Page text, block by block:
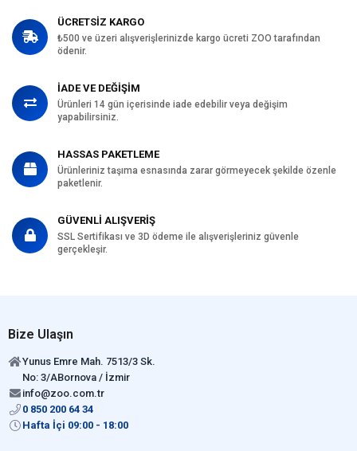
ÜCRETSİZ KARGO
₺500 ve üzeri alışverişlerinizde kargo ücreti ZOO tarafından
ödenir.
İADE VE DEĞİŞİM
Ürünleri 14 gün içerisinde iade edebilir veya değişim
yapabilirsiniz.
HASSAS PAKETLEME
Ürünleriniz taşıma esnasında zarar görmeyecek şekilde özenle
paketlenir.
GÜVENLİ ALIŞVERİŞ
SSL Sertifikası ve 3D ödeme ile alışverişleriniz güvenle
gerçekleşir.
Bize Ulaşın
Yunus Emre Mah. 7513/3 Sk.
No: 3/ABornova / İzmir
info@zoo.com.tr
0 850 200 64 34
Hafta İçi 09:00 - 18:00